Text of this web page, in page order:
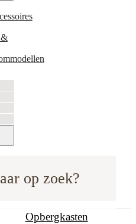
op zoek?
&
Opbergkasten